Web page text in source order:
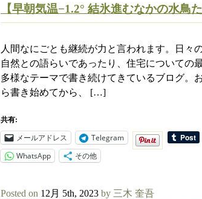
【早朝気温−1.2° 結氷進むなかの水鳥た
人間なにごとも継続が力と言われます。日々
自然との語らいであったり、住宅についての
多様なテーマで書き続けてきているブログ。
ら書き始めてから、 […]
共有:
メールアドレス Telegram
WhatsApp
その他
Posted on 12月 5th, 2023 by 三木 奎吾